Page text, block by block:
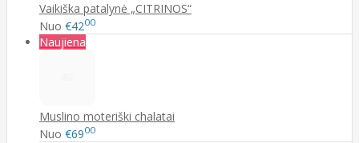
Vaikiška patalynė „CITRINOS“
Nuo €4200
Naujiena
Muslino moteriški chalatai
Nuo €6900